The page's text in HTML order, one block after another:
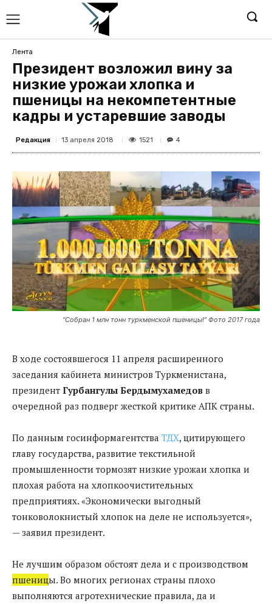
Лента
Президент возложил вину за
низкие урожаи хлопка и
пшеницы на некомпетентные
кадры и устаревшие заводы
Редакция 13 апреля 2018 1521 4
"Собран 1 млн тонн туркменской пшеницы!" Фото 2017 года
В ходе состоявшегося 11 апреля расширенного
заседания кабинета министров Туркменистана,
президент Гурбангулы Бердымухамедов в
очередной раз подверг жесткой критике АПК страны.
По данным госинформагентства ТДХ, цитирующего
главу государства, развитие текстильной
промышленности тормозят низкие урожаи хлопка и
плохая работа на хлопкоочистительных
предприятиях. «Экономически выгодный
тонковолокнистый хлопок на деле не используется»,
— заявил президент.
Не лучшим образом обстоят дела и с производством
пшеницы. Во многих регионах страны плохо
выполняются агротехнические правила, да и